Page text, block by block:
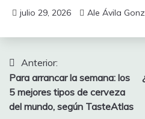
julio 29, 2026 Ale Ávila
Navegación
de
entradas
Anterior:
Para arrancar la semana: los
5 mejores tipos de cerveza
del mundo, según TasteAtlas